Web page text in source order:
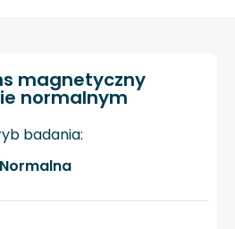
magnetyczny
normalnym
badania:
Normalna